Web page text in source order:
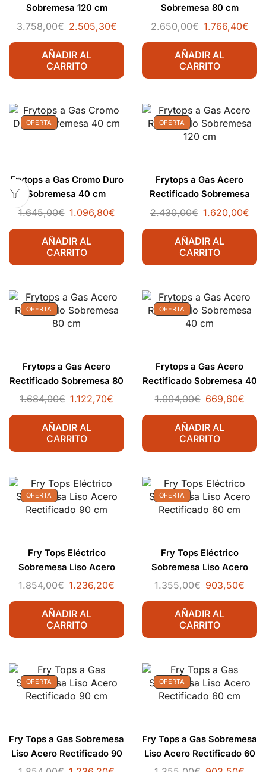
Sobremesa 120 cm
3.758,00€ 2.505,30€
AÑADIR AL
CARRITO
Sobremesa 80 cm
2.650,00€ 1.766,40€
AÑADIR AL
CARRITO
OFERTA
Frytops a Gas Cromo Duro
Sobremesa 40 cm
1.645,00€ 1.096,80€
AÑADIR AL
CARRITO
OFERTA
Frytops a Gas Acero
Rectificado Sobremesa
120 cm
2.430,00€ 1.620,00€
AÑADIR AL
CARRITO
OFERTA
Frytops a Gas Acero
Rectificado Sobremesa 80
cm
1.684,00€ 1.122,70€
AÑADIR AL
CARRITO
OFERTA
Frytops a Gas Acero
Rectificado Sobremesa 40
cm
1.004,00€ 669,60€
AÑADIR AL
CARRITO
OFERTA
Fry Tops Eléctrico
Sobremesa Liso Acero
Rectificado 90 cm
1.854,00€ 1.236,20€
AÑADIR AL
CARRITO
OFERTA
Fry Tops Eléctrico
Sobremesa Liso Acero
Rectificado 60 cm
1.355,00€ 903,50€
AÑADIR AL
CARRITO
OFERTA
Fry Tops a Gas Sobremesa
Liso Acero Rectificado 90
cm
OFERTA
Fry Tops a Gas Sobremesa
Liso Acero Rectificado 60
cm